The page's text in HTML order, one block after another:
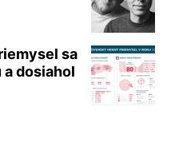
sa
dosiahol